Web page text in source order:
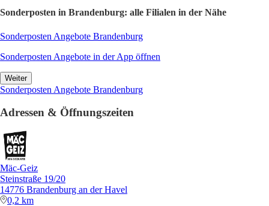
Sonderposten in Brandenburg: alle Filialen in der Nähe
Sonderposten Angebote Brandenburg
Sonderposten Angebote in der App öffnen
Weiter
Sonderposten Angebote Brandenburg
Adressen & Öffnungszeiten
Mäc-Geiz
Steinstraße 19/20
14776 Brandenburg an der Havel
0,2 km